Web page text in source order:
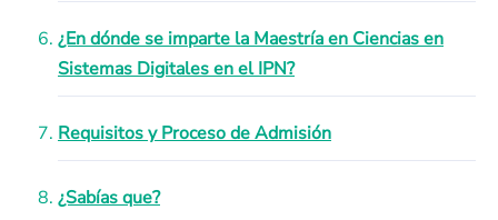
¿En dónde se imparte la Maestría en Ciencias en
Sistemas Digitales en el IPN?
Requisitos y Proceso de Admisión
¿Sabías que?